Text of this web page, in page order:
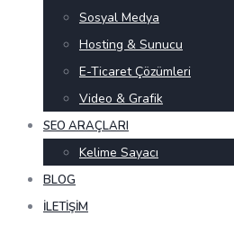
Sosyal Medya
Hosting & Sunucu
E-Ticaret Çözümleri
Video & Grafik
SEO ARAÇLARI
Kelime Sayacı
BLOG
İLETIŞIM